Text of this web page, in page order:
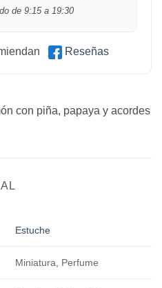
de 9:15 a 19:30
Reseñas
con piña, papaya y acordes
Estuche
Miniatura, Perfume